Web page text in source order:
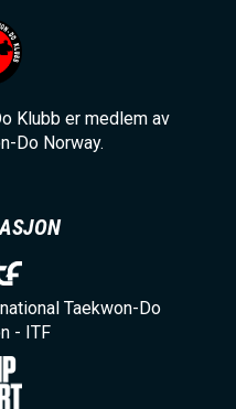
Klubb er medlem av
Do Norway.
Taekwon-Do
- ITF